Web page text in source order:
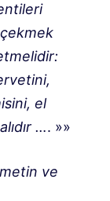
el
…. »»
ve